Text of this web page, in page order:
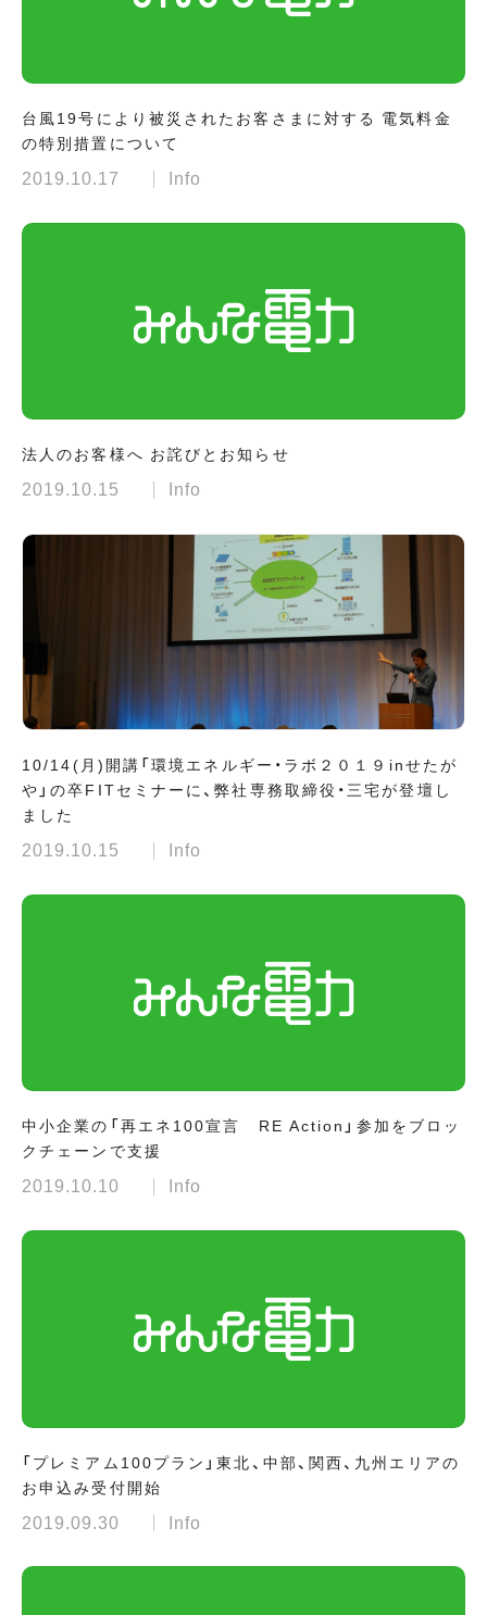
台風19号により被災されたお客さまに対する 電気料金
の特別措置について
2019.10.17 Info
法人のお客様へ お詫びとお知らせ
2019.10.15 Info
10/14(月)開講「環境エネルギー・ラボ２０１９inせたが
や」の卒FITセミナーに、弊社専務取締役・三宅が登壇し
ました
2019.10.15 Info
中小企業の「再エネ100宣言 RE Action」参加をブロッ
クチェーンで支援
2019.10.10 Info
「プレミアム100プラン」東北、中部、関西、九州エリアの
お申込み受付開始
2019.09.30 Info